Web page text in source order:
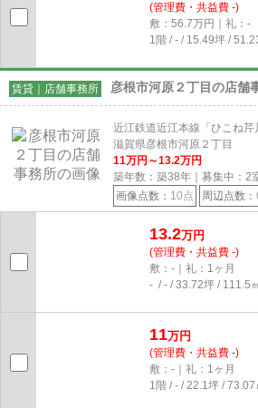
(管理費・共益費 -)
敷：56.7万円｜礼：-
1階 / - / 15.49坪 /
賃貸｜店舗事務所 彦根市河原２丁目の店舗
近江鉄道近江本線「ひこね芹
滋賀県彦根市河原２丁目
11万円～13.2万円
築年数：築38年｜募集中： 2
画像点数： 10点 周辺点数：
13.2万円
(管理費・共益費 -)
敷：-｜礼：1ヶ月
- / - / 33.72坪 / 111.5
11万円
(管理費・共益費 -)
敷：-｜礼：1ヶ月
1階 / - / 22.1坪 / 73.07